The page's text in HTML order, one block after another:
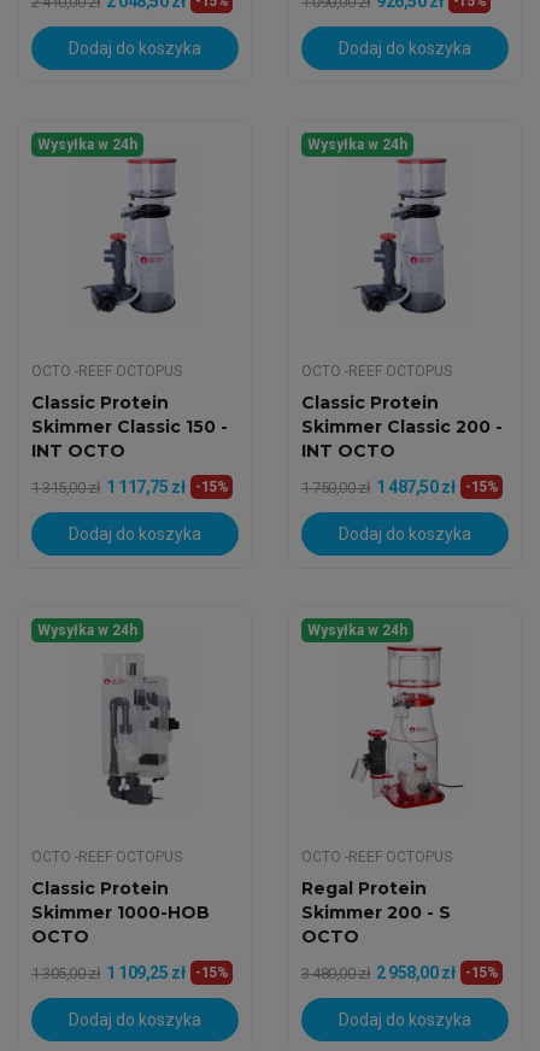
Dodaj do koszyka Dodaj do koszyka
Wysyłka w 24h
OCTO -REEF OCTOPUS
Classic Protein
Skimmer Classic 150 -
INT OCTO
1 315,00 zł 1 117,75 zł -15%
Dodaj do koszyka
Wysyłka w 24h
OCTO -REEF OCTOPUS
Classic Protein
Skimmer Classic 200 -
INT OCTO
1 750,00 zł 1 487,50 zł -15%
Dodaj do koszyka
Wysyłka w 24h
OCTO -REEF OCTOPUS
Classic Protein
Skimmer 1000-HOB
OCTO
1 305,00 zł 1 109,25 zł -15%
Dodaj do koszyka
Wysyłka w 24h
OCTO -REEF OCTOPUS
Regal Protein
Skimmer 200 - S
OCTO
3 480,00 zł 2 958,00 zł -15%
Dodaj do koszyka